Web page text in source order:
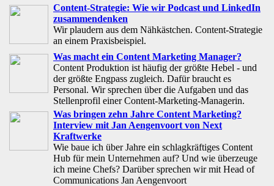
Content-Strategie: Wie wir Podcast und LinkedIn
zusammendenken
Wir plaudern aus dem Nähkästchen. Content-Strategie
an einem Praxisbeispiel.
Was macht ein Content Marketing Manager?
Content Produktion ist häufig der größte Hebel - und
der größte Engpass zugleich. Dafür braucht es
Personal. Wir sprechen über die Aufgaben und das
Stellenprofil einer Content-Marketing-Managerin.
Was bringen zehn Jahre Content Marketing?
Interview mit Jan Aengenvoort von Next
Kraftwerke
Wie baue ich über Jahre ein schlagkräftiges Content
Hub für mein Unternehmen auf? Und wie überzeuge
ich meine Chefs? Darüber sprechen wir mit Head of
Communications Jan Aengenvoort